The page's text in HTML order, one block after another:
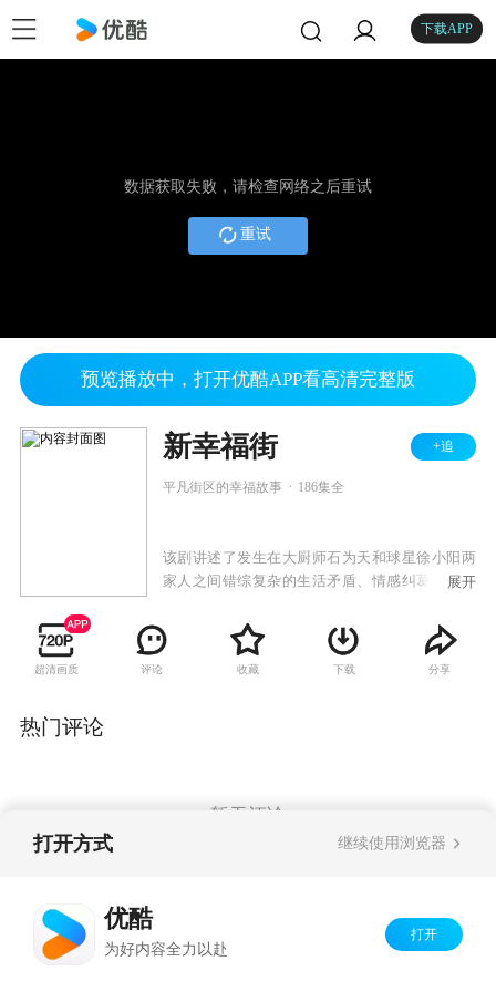
下载APP
数据获取失败，请检查网络之后重试
重试
预览播放中，打开优酷APP看高清完整版
新幸福街 +追
平凡街区的幸福故事 186集全
该剧讲述了发生在大厨师石为天和球星徐小阳两
家人之间错综复杂的生活矛盾、情感纠葛，而打
的人物则穿插其间，为观众延续着这个讲不完
的“幸福”故事。
展开
超清画质 评论 收藏 下载 分享
热门评论
暂无评论
打开方式 继续使用浏览器
优酷
为好内容全力以赴
打开